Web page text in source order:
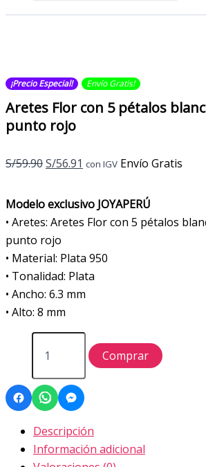
¡Precio Especial! Envío Gratis​​​!
Aretes Flor con 5 pétalos
punto rojo
S/59.90El
original
era:
S/59.90.
S/56.91 El
actual
es:
con IGV Envío Gratis
Modelo exclusivo JOYAPERÚ
• Aretes: Aretes Flor con 5 pétalos
punto rojo
• Material: Plata 950
• Tonalidad: Plata
• Ancho: 6.3 mm
• Alto: 8 mm
Aretes
pétalos
blanco
rojo
cantidad
Comprar
Descripción
Información adicional